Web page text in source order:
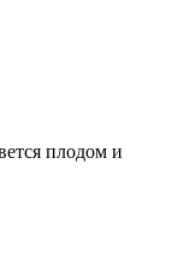
плодом и